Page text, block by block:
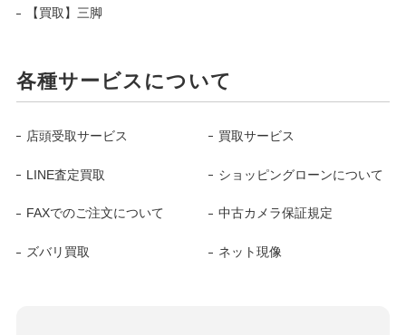
【買取】三脚
各種サービスについて
店頭受取サービス 買取サービス
LINE査定買取 ショッピングローンについて
FAXでのご注文について 中古カメラ保証規定
ズバリ買取 ネット現像